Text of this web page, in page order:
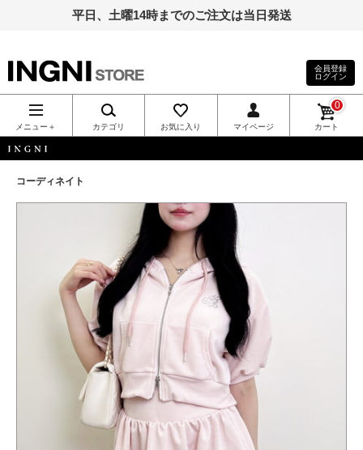
平日、土曜14時までのご注文は当日発送
INGNI（イン
グ）公式通
販｜INGNI
STORE
会員登録
ログイン
メニュー＋ カテゴリ お気に入り マイページ カート
0
コーディネイト